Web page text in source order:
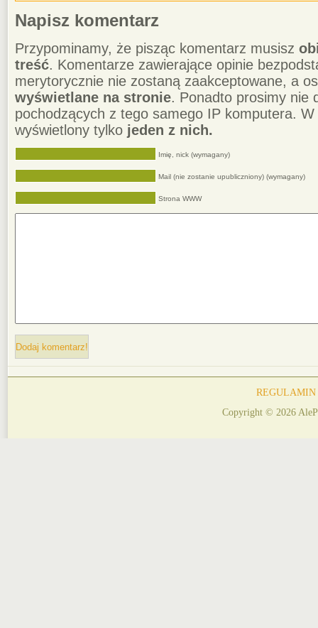
Napisz komentarz
Przypominamy, że pisząc komentarz musisz
treść. Komentarze zawierające opinie
merytorycznie nie zostaną zaakceptowane, a
wyświetlane na stronie. Ponadto prosimy nie
pochodzących z tego samego IP komputera.
wyświetlony tylko jeden z nich.
Imię, nick (wymagany)
Mail (nie zostanie upubliczniony) (wymagany)
Strona WWW
REGULAMIN
Copyright © 2026